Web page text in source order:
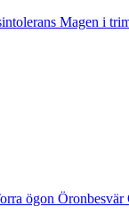
Magen i
ögon Öronbesvär